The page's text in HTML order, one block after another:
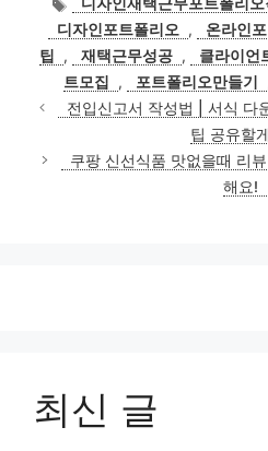
고
리
그
디자인포트폴리오
, 온라인
팁
, 재택근무성공 , 클라이언
트모집
, 포트폴리오만들기
전입신고서 작성법 | 서식 다
팁 공유할
쿠팡 신선식품 맛없을때 리
해요!
최신 글